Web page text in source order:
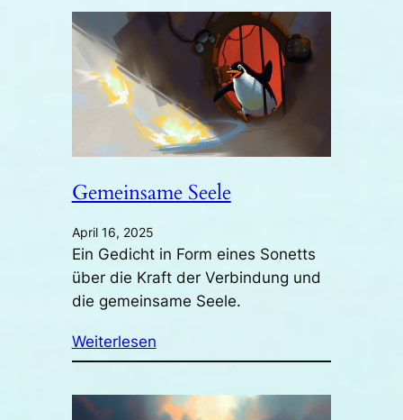
Gemeinsame Seele
April 16, 2025
Ein Gedicht in Form eines Sonetts
über die Kraft der Verbindung und
die gemeinsame Seele.
Weiterlesen